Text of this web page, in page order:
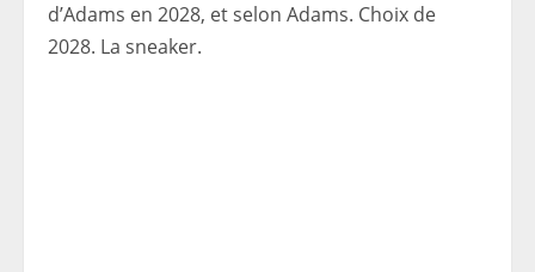
d’Adams en 2028, et selon Adams. Choix de
2028. La sneaker.